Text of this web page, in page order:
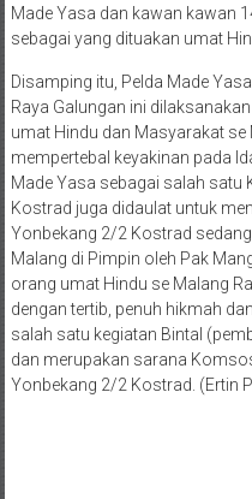
Made Yasa dan kawan kawan
sebagai yang dituakan umat
Disamping itu, Pelda Made
Raya Galungan ini
umat Hindu dan Masyarakat se
mempertebal keyakinan pada
Made Yasa sebagai salah satu
Kostrad juga didaulat untuk
Yonbekang 2/2 Kostrad
Malang di Pimpin oleh Pak
orang umat Hindu se Malang
dengan tertib, penuh hikmah
salah satu kegiatan Bintal
dan merupakan sarana
Yonbekang 2/2 Kostrad. (Ertin